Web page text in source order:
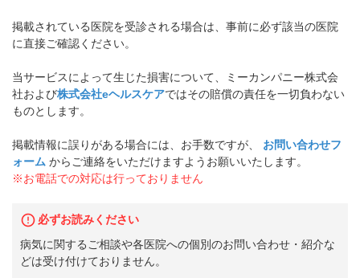
掲載されている医院を受診される場合は、事前に必ず該当の医院
に直接ご確認ください。
当サービスによって生じた損害について、ミーカンパニー株式会
社および株式会社eヘルスケアではその賠償の責任を一切負わない
ものとします。
掲載情報に誤りがある場合には、お手数ですが、
お問い合わせフ
ォーム からご連絡をいただけますようお願いいたします。
※お電話での対応は行っておりません
必ずお読みください
病気に関するご相談や各医院への個別のお問い合わせ・紹介な
どは受け付けておりません。